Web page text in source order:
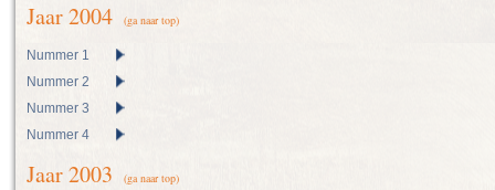
Jaar 2004 (ga naar top)
Nummer 1
Nummer 2
Nummer 3
Nummer 4
Jaar 2003 (ga naar top)